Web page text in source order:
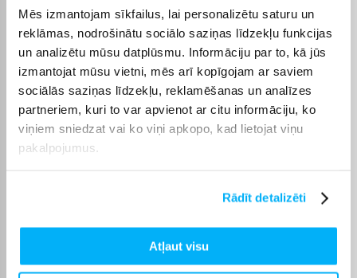
Mēs izmantojam sīkfailus, lai personalizētu saturu un
reklāmas, nodrošinātu sociālo saziņas līdzekļu funkcijas
un analizētu mūsu datplūsmu. Informāciju par to, kā jūs
izmantojat mūsu vietni, mēs arī kopīgojam ar saviem
sociālās saziņas līdzekļu, reklamēšanas un analīzes
partneriem, kuri to var apvienot ar citu informāciju, ko
viņiem sniedzat vai ko viņi apkopo, kad lietojat viņu
pakalpojumus.
Rādīt detalizēti
Atļaut visu
Plīts tips Indukcijas
Krāsns tips Elektriskā
Grils Ir
Tilpums, l 70